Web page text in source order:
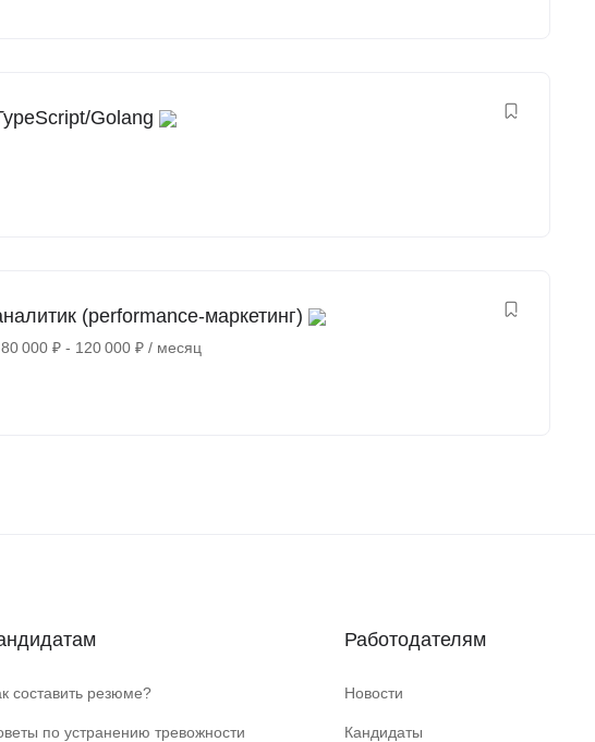
Golang
(performance-маркетинг)
80 000 ₽ - 120 000 ₽ / месяц
составить резюме?
по устранению тревожности
Работодателям
Новости
Кандидаты